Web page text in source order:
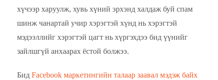
хүчээр харуулж, хувь хүний эрхэнд халдаж буй спам
шинж чанартай учир хэрэгтэй хүнд нь хэрэгтэй
мэдээллийг хэрэгтэй цагт нь хүргэхдээ бид үүнийг
зайлшгүй анхаарах ёстой болжээ.
Бид Facebook маркетингийн талаар заавал мэдэж байх